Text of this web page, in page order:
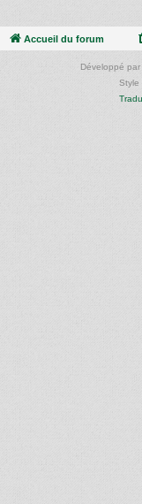
Accueil du forum
Développé par
Style